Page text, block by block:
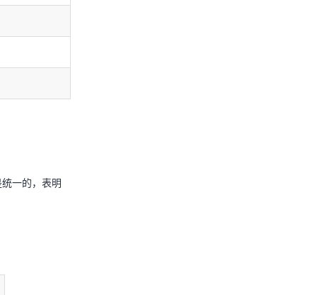
一的，表明